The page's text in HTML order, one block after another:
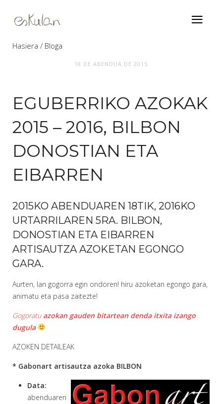
Hasiera Bloga
18 DE ABENDUA DE 2015
EGUBERRIKO AZOKAK
2015 – 2016, BILBON
DONOSTIAN ETA
EIBARREN
2015KO ABENDUAREN 18TIK, 2016KO
URTARRILAREN 5RA. BILBON,
DONOSTIAN ETA EIBARREN
ARTISAUTZA AZOKETAN EGONGO
GARA.
Aurten, lan gogorra egin ondoren! hiru azoketan egongo gara,
animatu eta pasa zaitezte!
Gogoratu azokan gauden bitartean denda itxita izango
dugula
AZOKEN DETAILEAK
* Gabonart artisautza azoka BILBON
Data:
abenduaren